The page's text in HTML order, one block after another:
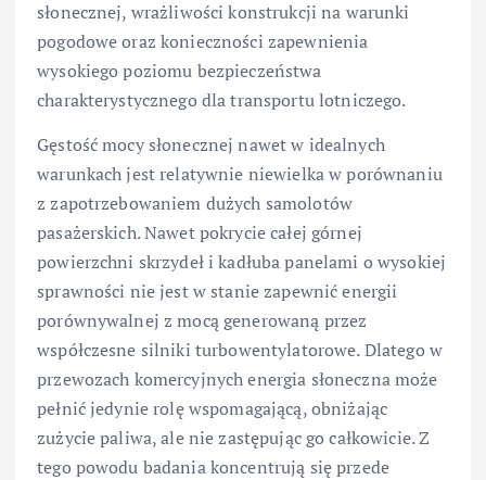
słonecznej, wrażliwości konstrukcji na warunki
pogodowe oraz konieczności zapewnienia
wysokiego poziomu bezpieczeństwa
charakterystycznego dla transportu lotniczego.
Gęstość mocy słonecznej nawet w idealnych
warunkach jest relatywnie niewielka w porównaniu
z zapotrzebowaniem dużych samolotów
pasażerskich. Nawet pokrycie całej górnej
powierzchni skrzydeł i kadłuba panelami o wysokiej
sprawności nie jest w stanie zapewnić energii
porównywalnej z mocą generowaną przez
współczesne silniki turbowentylatorowe. Dlatego w
przewozach komercyjnych energia słoneczna może
pełnić jedynie rolę wspomagającą, obniżając
zużycie paliwa, ale nie zastępując go całkowicie. Z
tego powodu badania koncentrują się przede